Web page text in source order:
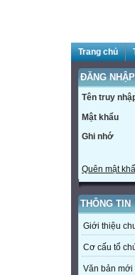
Trang chủ
ĐĂNG NHẬP
Tên truy
Mật khẩu
Ghi nhớ
Quên mật
THÔNG TIN
Giới thiệu
Cơ cấu tổ
Văn bản mới